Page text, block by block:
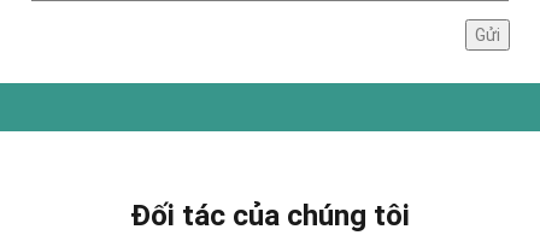
Đối tác của chúng tôi